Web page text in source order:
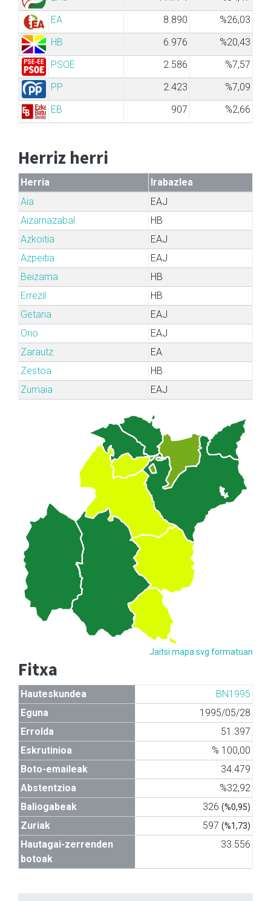
EA
8.890
%26,03
HB
6.976
%20,43
PSOE
2.586
%7,57
PP
2.423
%7,09
EB
907 %2,66
Herriz herri
Herria
Irabazlea
Aia
EAJ
Aizarnazabal
HB
Azkoitia
EAJ
Azpeitia
EAJ
Beizama
HB
Errezil
HB
Getaria
EAJ
Orio
EAJ
Zarautz
EA
Zestoa
HB
Zumaia
EAJ
Jaitsi mapa svg formatuan
Fitxa
Hauteskundea
BN1995
Eguna
1995/05/28
Errolda
51.397
Eskrutinioa
% 100,00
Boto-emaileak
34.479
Abstentzioa
%32,92
Baliogabeak
326 (%0,95)
Zuriak 597 (%1,73)
Hautagai-zerrenden
botoak
33.556